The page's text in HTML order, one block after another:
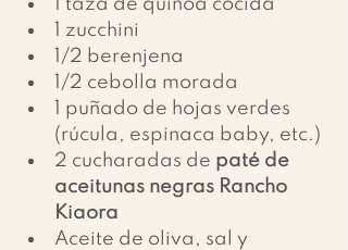
1 taza de quinoa cocida
1 zucchini
1/2 berenjena
1/2 cebolla morada
1 puñado de hojas verdes
(rúcula, espinaca baby, etc.)
2 cucharadas de paté de
aceitunas negras Rancho
Kiaora
Aceite de oliva, sal y